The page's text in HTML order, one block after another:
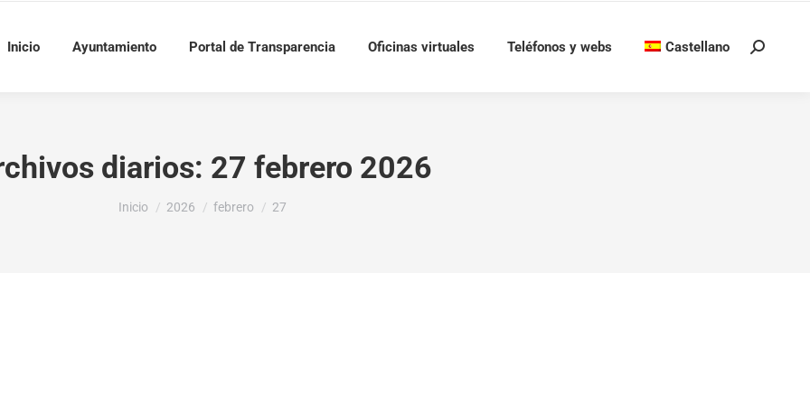
Inicio Ayuntamiento Portal de Transparencia Oficinas virtuales Teléfonos y webs Castellano Buscar:
diarios: 27 febrero 2026
Estás aquí:
Inicio 2026 febrero 27